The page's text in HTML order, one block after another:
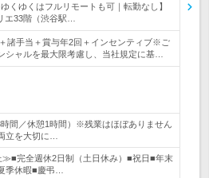
くゆくはフルリモートも可｜転勤なし】
エ33階（渋谷駅…
諸手当＋賞与年2回＋インセンティブ※ご
シャルを最大限考慮し、当社規定に基…
間／休憩1時間）※残業はほぼありません
立を大切に…
完全週休2日制（土日休み）■祝日■年末
季休暇■慶弔…